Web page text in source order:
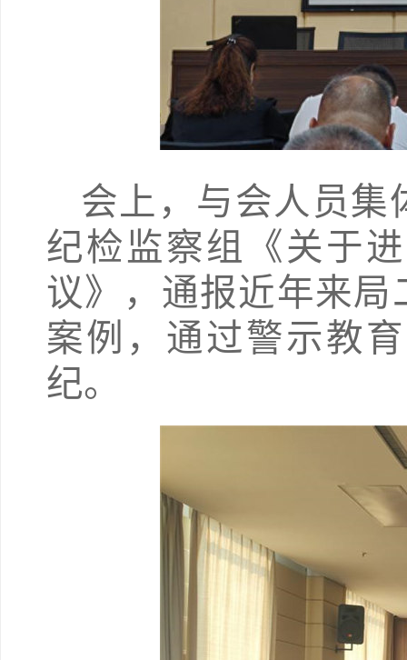
会上，与会人员集
纪检监察组《关于
议》，通报近年来
案例，通过警示教
纪。